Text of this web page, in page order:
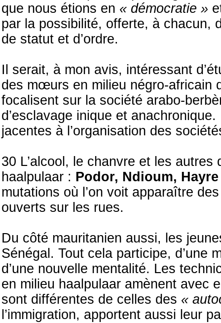
que nous étions en « démocratie »
par la possibilité, offerte, à chacun,
de statut et d’ordre.
Il serait, à mon avis, intéressant
des mœurs en milieu négro-africain
focalisent sur la société arabo-
d’esclavage inique et
jacentes à l’organisation des
30 L’alcool, le chanvre et les
haalpulaar : Podor, Ndioum, Hayre
mutations où l’on voit apparaître
ouverts sur les rues.
Du côté mauritanien aussi, les
Sénégal. Tout cela participe, d’une
d’une nouvelle mentalité. Les
en milieu haalpulaar amènent avec
sont différentes de celles des «
l’immigration, apportent aussi leur